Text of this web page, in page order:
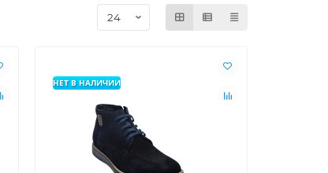
сцепление с поверхностью и
Она отлично сочетается с
Такая обувь позволяет мужчине
которая предлагает комфорт,
НЕТ В НАЛИЧИИ